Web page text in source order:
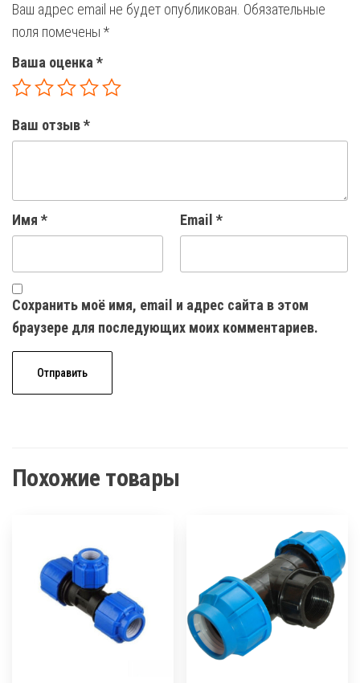
Ваш адрес email не будет опубликован. Обязательные
поля помечены *
Ваша оценка *
Ваш отзыв*
Имя * Email *
Сохранить моё имя, email и адрес сайта в этом
браузере для последующих моих комментариев.
Похожие товары